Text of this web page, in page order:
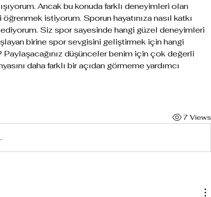
Ancak bu konuda farklı deneyimleri olan
istiyorum. Sporun hayatınıza nasıl katkı
ediyorum. Siz spor sayesinde hangi güzel deneyimleri
birine spor sevgisini geliştirmek için hangi
Paylaşacağınız düşünceler benim için çok değerli
daha farklı bir açıdan görmeme yardımcı
7 Views